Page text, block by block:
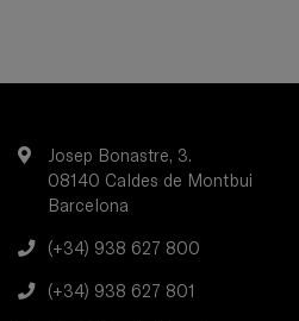
Josep Bonastre, 3.
08140 Caldes de Montbui
Barcelona
(+34) 938 627 800
(+34) 938 627 801